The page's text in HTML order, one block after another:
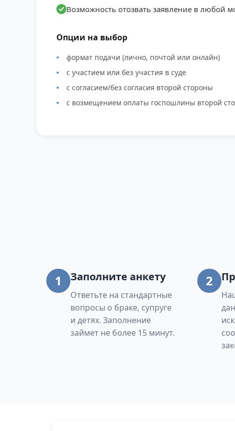
Возможность отозвать заявление в любой
Опции на выбор
формат подачи (лично, почтой или онлайн)
с участием или без участия в суде
с согласием/без согласия второй стороны
с возмещением оплаты госпошлины второй
1 Заполните анкету
Ответьте на стандартные
вопросы о браке, супруге
и детях. Заполнение
займет не более 15 минут.
2